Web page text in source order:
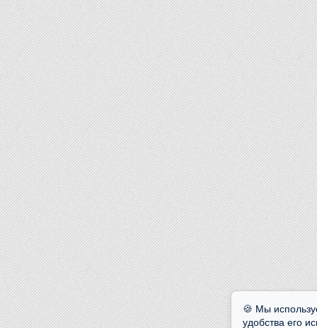
🍪 Мы
удобства его